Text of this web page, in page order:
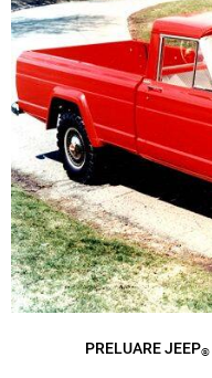
PRELUARE JEEP®